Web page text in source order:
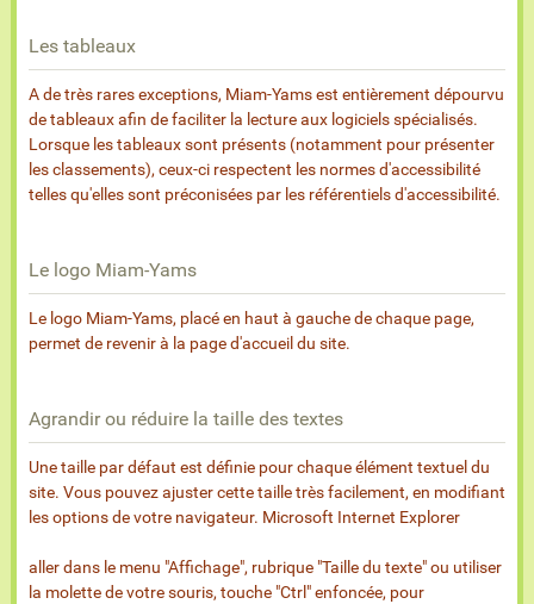
Les tableaux
A de très rares exceptions, Miam-Yams est entièrement dépourvu
de tableaux afin de faciliter la lecture aux logiciels spécialisés.
Lorsque les tableaux sont présents (notamment pour présenter
les classements), ceux-ci respectent les normes d'accessibilité
telles qu'elles sont préconisées par les référentiels d'accessibilité.
Le logo Miam-Yams
Le logo Miam-Yams, placé en haut à gauche de chaque page,
permet de revenir à la page d'accueil du site.
Agrandir ou réduire la taille des textes
Une taille par défaut est définie pour chaque élément textuel du
site. Vous pouvez ajuster cette taille très facilement, en modifiant
les options de votre navigateur. Microsoft Internet Explorer
aller dans le menu "Affichage", rubrique "Taille du texte" ou utiliser
la molette de votre souris, touche "Ctrl" enfoncée, pour